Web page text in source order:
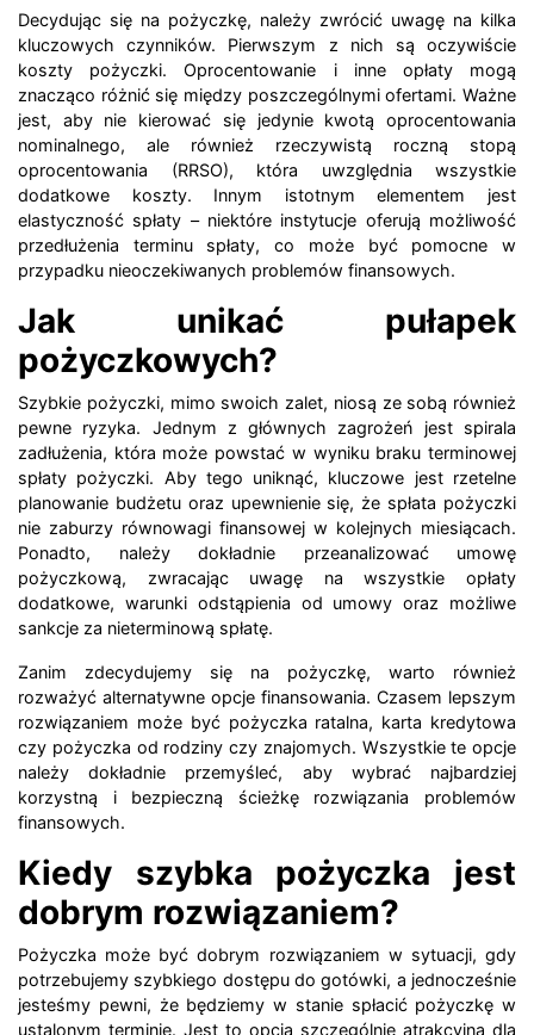
Decydując się na pożyczkę, należy zwrócić uwagę na kilka
kluczowych czynników. Pierwszym z nich są oczywiście
koszty pożyczki. Oprocentowanie i inne opłaty mogą
znacząco różnić się między poszczególnymi ofertami. Ważne
jest, aby nie kierować się jedynie kwotą oprocentowania
nominalnego, ale również rzeczywistą roczną stopą
oprocentowania (RRSO), która uwzględnia wszystkie
dodatkowe koszty. Innym istotnym elementem jest
elastyczność spłaty – niektóre instytucje oferują możliwość
przedłużenia terminu spłaty, co może być pomocne w
przypadku nieoczekiwanych problemów finansowych.
Jak unikać pułapek
pożyczkowych?
Szybkie pożyczki, mimo swoich zalet, niosą ze sobą również
pewne ryzyka. Jednym z głównych zagrożeń jest spirala
zadłużenia, która może powstać w wyniku braku terminowej
spłaty pożyczki. Aby tego uniknąć, kluczowe jest rzetelne
planowanie budżetu oraz upewnienie się, że spłata pożyczki
nie zaburzy równowagi finansowej w kolejnych miesiącach.
Ponadto, należy dokładnie przeanalizować umowę
pożyczkową, zwracając uwagę na wszystkie opłaty
dodatkowe, warunki odstąpienia od umowy oraz możliwe
sankcje za nieterminową spłatę.
Zanim zdecydujemy się na pożyczkę, warto również
rozważyć alternatywne opcje finansowania. Czasem lepszym
rozwiązaniem może być pożyczka ratalna, karta kredytowa
czy pożyczka od rodziny czy znajomych. Wszystkie te opcje
należy dokładnie przemyśleć, aby wybrać najbardziej
korzystną i bezpieczną ścieżkę rozwiązania problemów
finansowych.
Kiedy szybka pożyczka jest
dobrym rozwiązaniem?
Pożyczka może być dobrym rozwiązaniem w sytuacji, gdy
potrzebujemy szybkiego dostępu do gotówki, a jednocześnie
jesteśmy pewni, że będziemy w stanie spłacić pożyczkę w
ustalonym terminie. Jest to opcja szczególnie atrakcyjna dla